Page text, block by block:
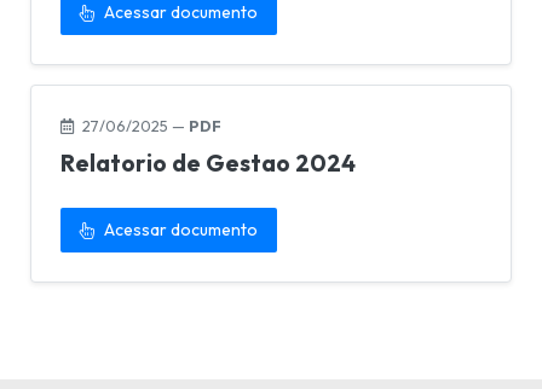
Acessar documento
27/06/2025 — PDF
Relatorio de Gestao 2024
Acessar documento